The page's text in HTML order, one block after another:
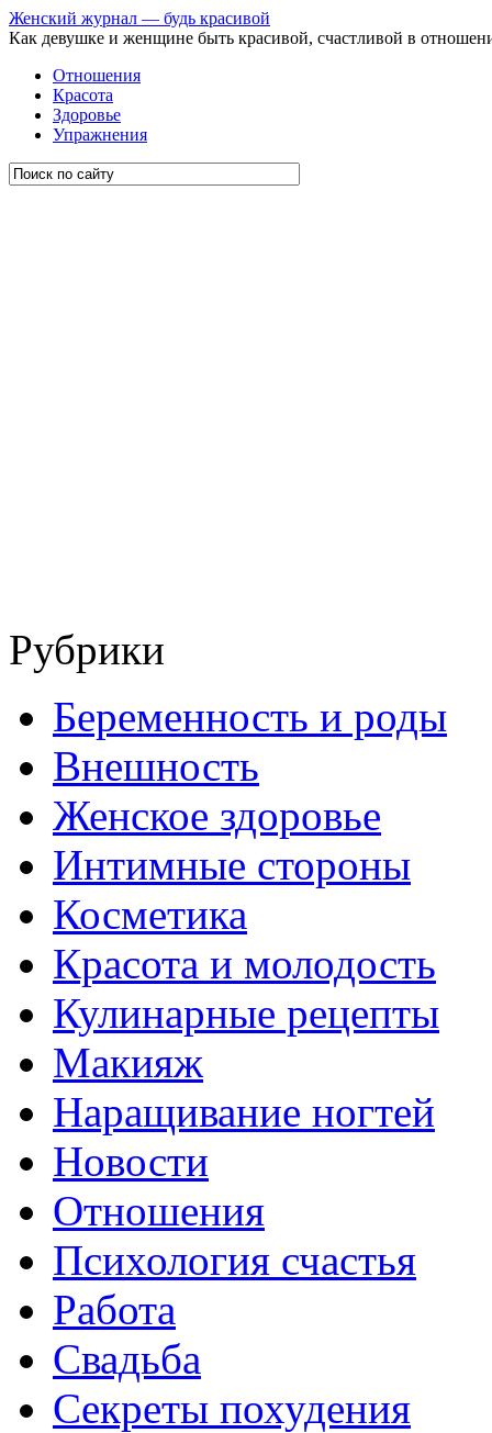
Женский журнал — будь красивой
Как девушке и женщине быть красивой, счастливой в
Отношения
Красота
Здоровье
Упражнения
Рубрики
Беременность и роды
Внешность
Женское здоровье
Интимные стороны
Косметика
Красота и молодость
Кулинарные рецепты
Макияж
Наращивание ногтей
Новости
Отношения
Психология счастья
Работа
Свадьба
Секреты похудения